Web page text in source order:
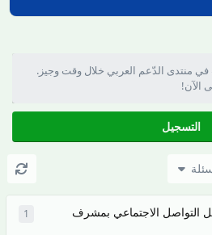
في منتدى الدّعم العربي خلال وقت وجيز.
الآن!
التسجيل
التواصل الاجتماعي بمشرف
1